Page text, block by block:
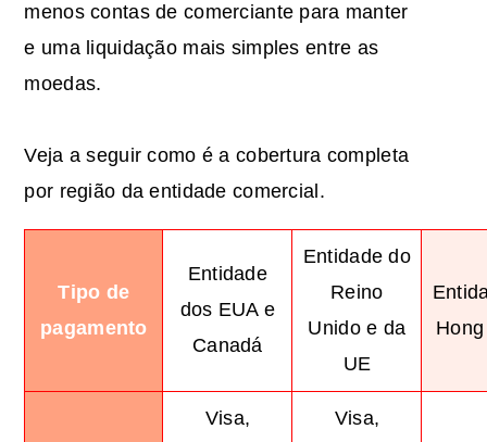
menos contas de comerciante para manter
e uma liquidação mais simples entre as
moedas.
Veja a seguir como é a cobertura completa
por região da entidade comercial.
Tipo de
pagamento
Entidade
dos EUA e
Canadá
Entidade do
Reino
Unido e da
UE
Visa,
Visa,